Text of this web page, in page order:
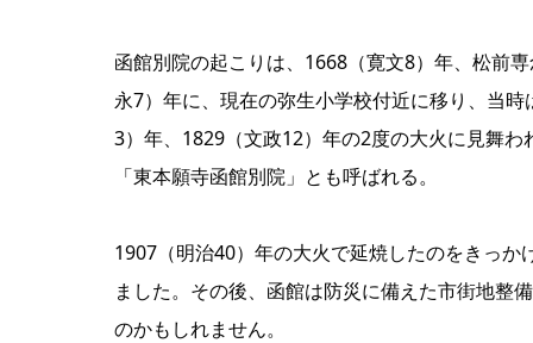
函館別院の起こりは、1668（寛文8）年、松前
永7）年に、現在の弥生小学校付近に移り、当
3）年、1829（文政12）年の2度の大火に見舞
「東本願寺函館別院」とも呼ばれる。
1907（明治40）年の大火で延焼したのをきっ
ました。その後、函館は防災に備えた市街地整
のかもしれません。